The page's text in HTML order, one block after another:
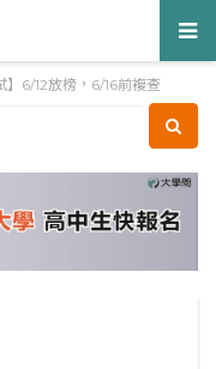
】6/12放榜，6/16前複查